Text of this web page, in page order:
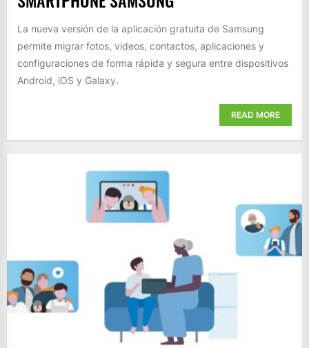
La nueva versión de la aplicación gratuita de Samsung
permite migrar fotos, videos, contactos, aplicaciones y
configuraciones de forma rápida y segura entre dispositivos
Android, iOS y Galaxy.
READ MORE